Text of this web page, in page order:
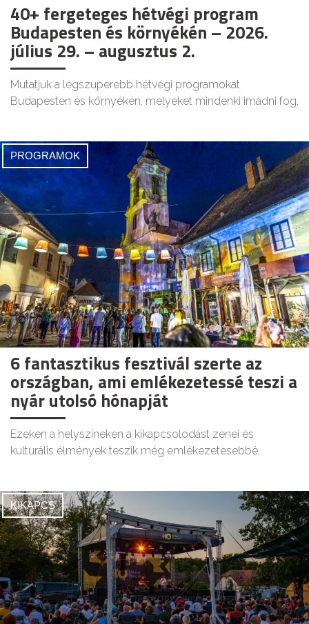
40+ fergeteges hétvégi program
Budapesten és környékén – 2026.
július 29. – augusztus 2.
Mutatjuk a legszuperebb hétvégi programokat
Budapesten és környékén, melyeket mindenki imádni fog.
PROGRAMOK
6 fantasztikus fesztivál szerte az
országban, ami emlékezetessé teszi a
nyár utolsó hónapját
Ezeken a helyszíneken a kikapcsolódást zenei és
kulturális élmények teszik még emlékezetesebbé.
KIKAPCS